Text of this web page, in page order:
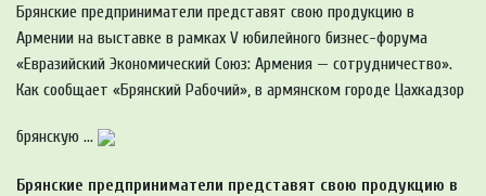
Брянские предприниматели представят свою продукцию в
Армении на выставке в рамках V юбилейного бизнес-форума
«Евразийский Экономический Союз: Армения — сотрудничество».
Как сообщает «Брянский Рабочий», в армянском городе Цахкадзор
брянскую ...
Брянские предприниматели представят свою продукцию в